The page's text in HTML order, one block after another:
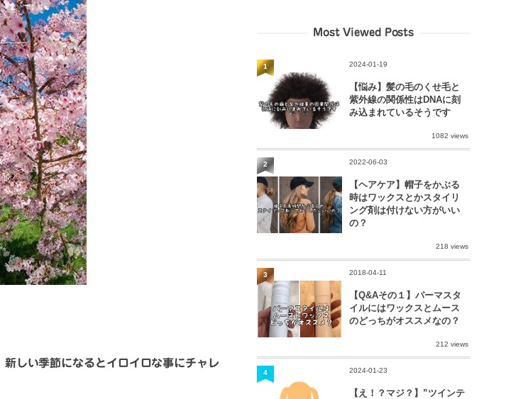
新しい季節になるとイロイロな事にチャレ
Most Viewed Posts
2024-01-19
【悩み】髪の毛のくせ毛と
紫外線の関係性はDNAに刻
み込まれているそうです
1082 views
1
2022-06-03
【ヘアケア】帽子をかぶる
時はワックスとかスタイリ
ング剤は付けない方がいい
の？
218 views
2
2018-04-11
【Q&Aその１】パーマスタ
イルにはワックスとムース
のどっちがオススメなの？
212 views
3
2024-01-23
【え！？マジ？】”ツインテ
4